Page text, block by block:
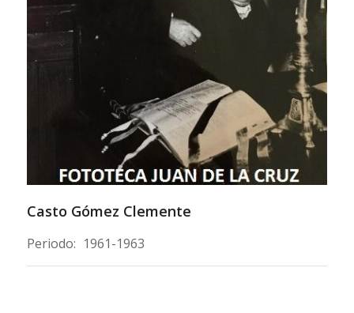
Casto Gómez Clemente
Periodo: 1961-1963